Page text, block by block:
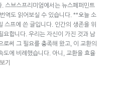
스브스프리미엄에서는 뉴스페퍼민트
역도 읽어보실 수 있습니다. **오늘 소
스프에 쓴 글입니다. 인간의 생존을 위
요합니다. 우리는 자신이 가진 것과 남
로써 그 필요를 충족해 왔고, 이 교환의
도에 비례했습니다. 아니, 교환을 효율
기